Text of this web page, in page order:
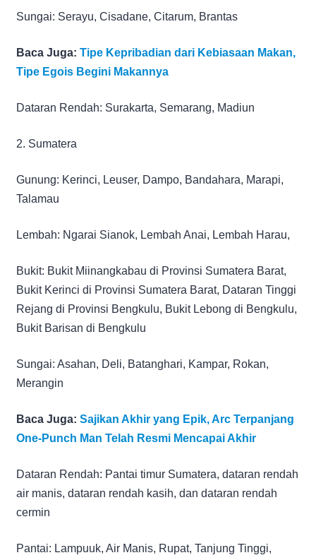
Sungai: Serayu, Cisadane, Citarum, Brantas
Baca Juga: Tipe Kepribadian dari Kebiasaan Makan,
Tipe Egois Begini Makannya
Dataran Rendah: Surakarta, Semarang, Madiun
2. Sumatera
Gunung: Kerinci, Leuser, Dampo, Bandahara, Marapi,
Talamau
Lembah: Ngarai Sianok, Lembah Anai, Lembah Harau,
Bukit: Bukit Miinangkabau di Provinsi Sumatera Barat,
Bukit Kerinci di Provinsi Sumatera Barat, Dataran Tinggi
Rejang di Provinsi Bengkulu, Bukit Lebong di Bengkulu,
Bukit Barisan di Bengkulu
Sungai: Asahan, Deli, Batanghari, Kampar, Rokan,
Merangin
Baca Juga: Sajikan Akhir yang Epik, Arc Terpanjang
One-Punch Man Telah Resmi Mencapai Akhir
Dataran Rendah: Pantai timur Sumatera, dataran rendah
air manis, dataran rendah kasih, dan dataran rendah
cermin
Pantai: Lampuuk, Air Manis, Rupat, Tanjung Tinggi,